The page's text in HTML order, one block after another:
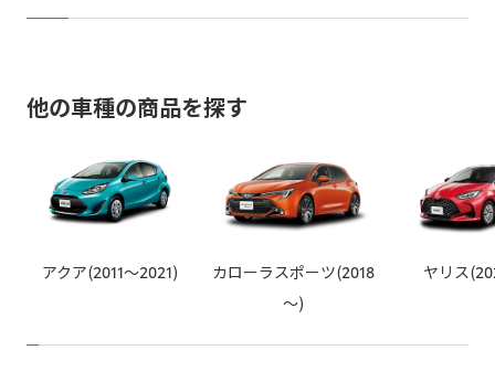
キャンセル料がかかります。
※トヨタ販売店で取付等を行っている場合でも非純正品の場合
例：車両ECUと車両ワイヤーハーネスの間に取り付ける社外品
（テレビキャンセラー、パワーバックドアオープンキット等）
例：カー用品店でのスピーカー取り付け、社外品の安全装備取
り付け、社外品のカーナビなど
他の車種の商品を探す
アクア(2011～2021)
カローラスポーツ(2018
～)
ヤリス